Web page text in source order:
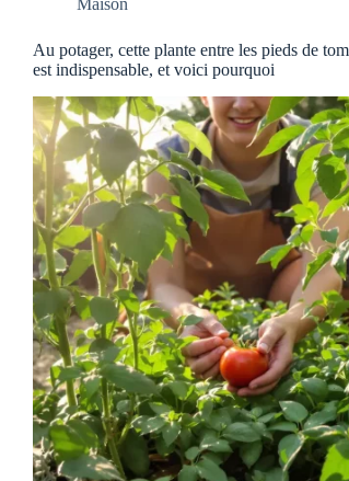
Maison
Au potager, cette plante entre les pieds de
est indispensable, et voici pourquoi